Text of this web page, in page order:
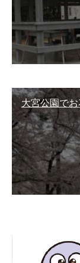
大宮公園で